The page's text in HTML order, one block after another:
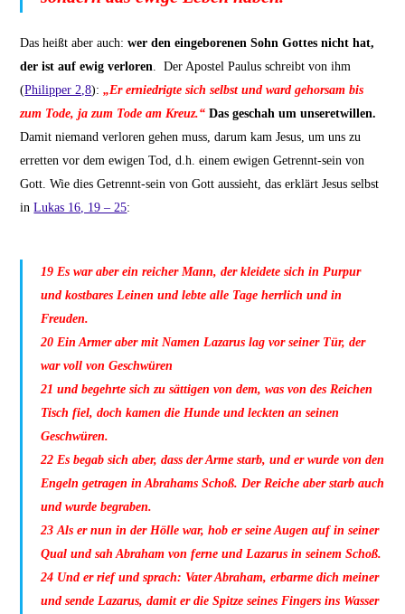
Das heißt aber auch:wer den eingeborenen Sohn Gottes nicht hat,
der ist auf ewig verloren. Der Apostel Paulus schreibt von ihm
(Philipper 2,8): „Er erniedrigte sich selbst und ward gehorsam bis
zum Tode, ja zum Tode am Kreuz.“ Das geschah um unseretwillen.
Damit niemand verloren gehen muss, darum kam Jesus, um uns zu
erretten vor dem ewigen Tod, d.h. einem ewigen Getrennt-sein von
Gott. Wie dies Getrennt-sein von Gott aussieht, das erklärt Jesus selbst
inLukas 16, 19 – 25:
19Es war aber ein reicher Mann, der kleidete sich in Purpur
und kostbares Leinen und lebte alle Tage herrlich und in
Freuden.
20Ein Armer aber mit Namen Lazarus lag vor seiner Tür, der
war voll von Geschwüren
21und begehrte sich zu sättigen von dem, was von des Reichen
Tisch fiel, doch kamen die Hunde und leckten an seinen
Geschwüren.
22Es begab sich aber, dass der Arme starb, und er wurde von den
Engeln getragen in Abrahams Schoß. Der Reiche aber starb auch
und wurde begraben.
23Als er nun in der Hölle war, hob er seine Augen auf in seiner
Qual und sah Abraham von ferne und Lazarus in seinem Schoß.
24 Und er rief und sprach: Vater Abraham, erbarme dich meiner
und sende Lazarus, damit er die Spitze seines Fingers ins Wasser